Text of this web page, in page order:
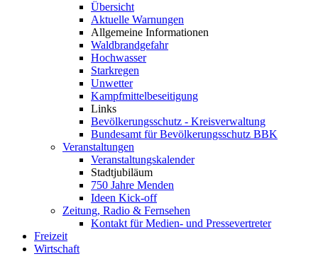
Übersicht
Aktuelle Warnungen
Allgemeine Informationen
Waldbrandgefahr
Hochwasser
Starkregen
Unwetter
Kampfmittelbeseitigung
Links
Bevölkerungsschutz - Kreisverwaltung
Bundesamt für Bevölkerungsschutz BBK
Veranstaltungen
Veranstaltungskalender
Stadtjubiläum
750 Jahre Menden
Ideen Kick-off
Zeitung, Radio & Fernsehen
Kontakt für Medien- und Pressevertreter
Freizeit
Wirtschaft